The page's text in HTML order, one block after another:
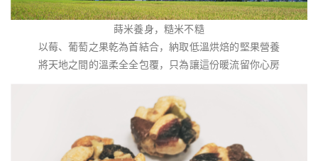
蒔米養身，糙米不糙
以莓、葡萄之果乾為首結合，納取低溫烘焙的堅果營養
將天地之間的溫柔全全包覆，只為讓這份暖流留你心房